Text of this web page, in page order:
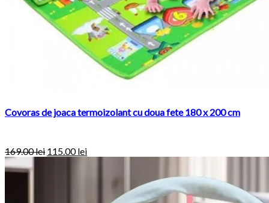
Covoras de joaca termoizolant cu doua fete 180 x 200 cm
169.00lei 115.00lei